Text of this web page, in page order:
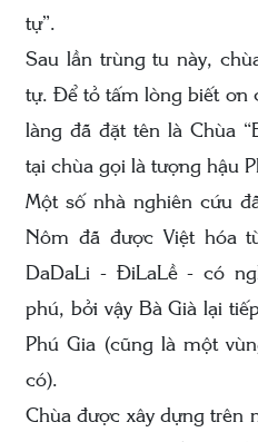
tự”.
Sau lần trùng tu này,
tự. Để tỏ tấm lòng biết ơn
làng đã đặt tên là Chùa
tại chùa gọi là tượng hậu
Một số nhà nghiên cứu
Nôm đã được Việt hóa
DaDaLi - ĐiLaLề - có
phú, bởi vậy Bà Già lại
Phú Gia (cũng là một
có).
Chùa được xây dựng trên